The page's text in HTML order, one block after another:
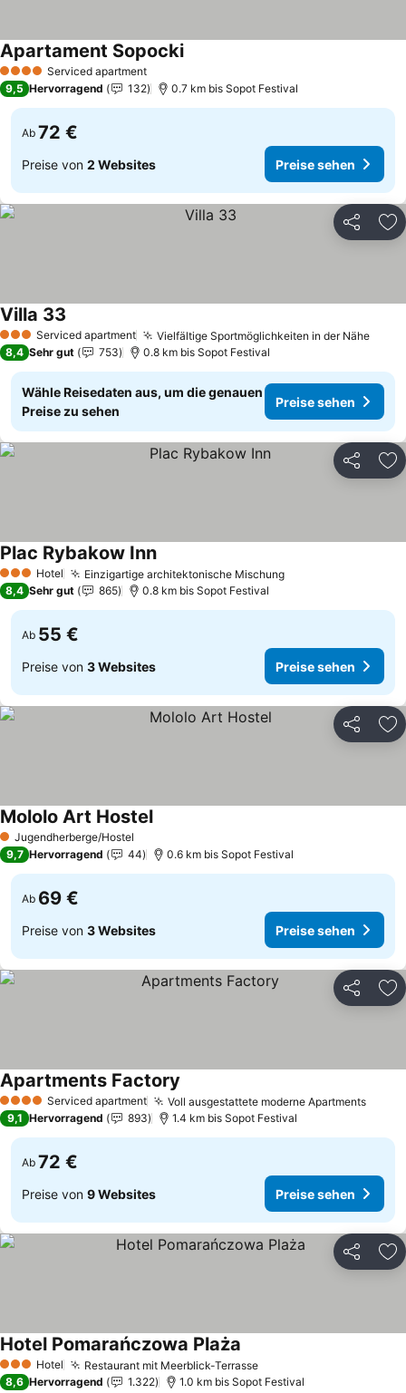
4 Sterne Serviced apartment
Apartament SopockiPreise sehen
9,5 Hervorragend 132 0.7 km bis Sopot Festival
Ab 72 €
Preise von 2 Websites Preise sehen
Teilen
3 SterneServiced apartment Vielfältige Sportmöglichkeiten in der Nähe
Villa 33
8,4 Sehr gut 753 0.8 km bis Sopot Festival
Wähle Reisedaten aus, um die genauen
Preise zu sehen
Preise sehen
Teilen
3 SterneHotel Einzigartige architektonische MischungPreise sehen
Plac Rybakow InnPreise sehen
8,4 Sehr gut 865 0.8 km bis Sopot Festival
Ab 55 €
Preise von 3 Websites Preise sehen
Teilen
1 Sterne
Jugendherberge/Hostel
Mololo Art HostelPreise sehen
9,7 Hervorragend 44 0.6 km bis Sopot Festival
Ab 69 €
Preise von 3 Websites Preise sehen
Teilen
4 Sterne Serviced apartment Voll ausgestattete moderne Apartments
Apartments Factory
9,1 Hervorragend 893 1.4 km bis Sopot Festival
Ab 72 €
Preise von 9 Websites Preise sehen
Teilen
3 SterneHotel Restaurant mit Meerblick-TerrassePreise sehen
Hotel Pomarańczowa Plaża
8,6 Hervorragend 1.322 1.0 km bis Sopot Festival